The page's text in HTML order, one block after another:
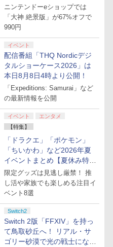
【8月8日更新】
ニンテンドーeショップでは
「大神 絶景版」が67%オフで
990円
イベント
配信番組「THQ Nordicデジ
タルショーケース2026」は
本日8月8日4時より公開！
「Expeditions: Samurai」など
の最新情報を公開
イベント
エンタメ
【特集】
「ドラクエ」「ポケモン」
「ちいかわ」など2026年夏
イベントまとめ【夏休み特
集】
限定グッズは見逃し厳禁！ 推
し活や家族でも楽しめる注目イ
ベント8選
Switch2
Switch 2版「FFXIV」を持っ
て鳥取砂丘へ！ リアル・サ
ゴリー砂漠で光の戦士になっ